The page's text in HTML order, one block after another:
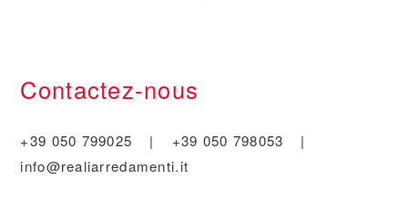
Contactez-nous
+39 050 799025 | +39 050 798053
|
info@realiarredamenti.it